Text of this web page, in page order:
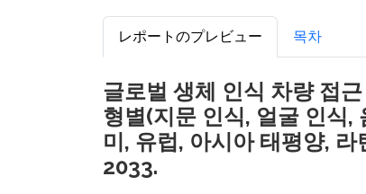
レポートのプレビュー 목차
글로벌 생체 인식 차량 접
형별(지문 인식, 얼굴 인식,
미, 유럽, 아시아 태평양,
2033.